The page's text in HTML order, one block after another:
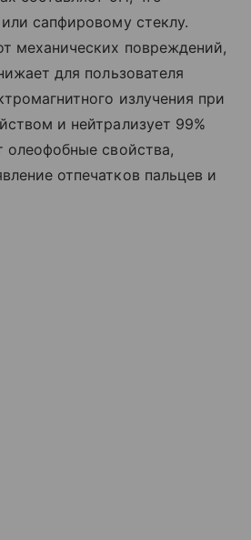
сапфировому стеклу.
механических повреждений,
для пользователя
излучения при
и нейтрализует 99%
олеофобные свойства,
отпечатков пальцев и